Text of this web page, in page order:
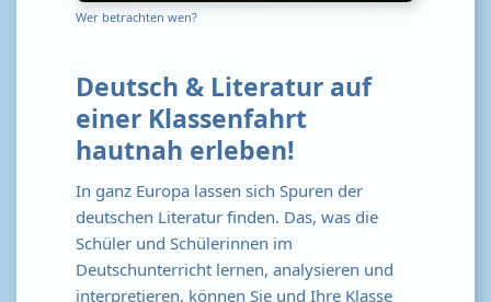
Wer betrachten wen?
Deutsch & Literatur auf
einer Klassenfahrt
hautnah erleben!
In ganz Europa lassen sich Spuren der
deutschen Literatur finden. Das, was die
Schüler und Schülerinnen im
Deutschunterricht lernen, analysieren und
interpretieren, können Sie und Ihre Klasse